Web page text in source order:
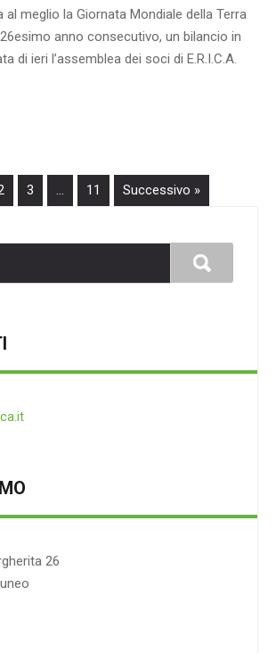
al meglio la Giornata Mondiale della Terra
anno consecutivo, un bilancio in
di ieri l’assemblea dei soci di E.R.I.C.A.
3 … 11 Successivo »
26